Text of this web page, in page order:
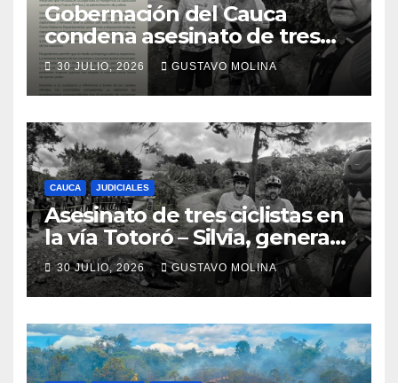
Gobernación del Cauca
condena asesinato de tres
ciudadanos y exige medidas
urgentes al Gobierno
Nacional
30 JULIO, 2026 GUSTAVO MOLINA
CAUCA JUDICIALES
Asesinato de tres ciclistas en
la vía Totoró – Silvia, genera
consternación en el Cauca
30 JULIO, 2026 GUSTAVO MOLINA